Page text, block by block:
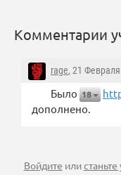
Комментарии
rage, 21
Было 18
дополнено.
Войдите или